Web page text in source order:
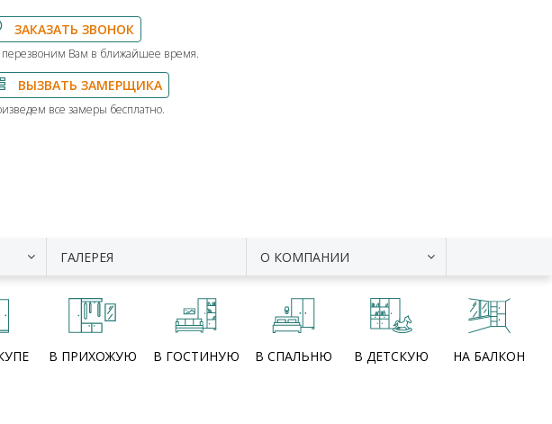
ЗАКАЗАТЬ ЗВОНОК
Вам в ближайшее время.
ВЫЗВАТЬ ЗАМЕРЩИКА
все замеры бесплатно.
ГАЛЕРЕЯ О КОМПАНИИ
В ПРИХОЖУЮ В ГОСТИНУЮ В СПАЛЬНЮ В ДЕТСКУЮ НА БАЛКОН